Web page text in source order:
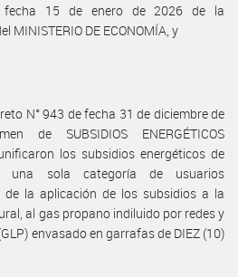
fecha 15 de enero de 2026 de la
MINISTERIO DE ECONOMÍA, y
N° 943 de fecha 31 de diciembre de
de SUBSIDIOS ENERGÉTICOS
los subsidios energéticos de
una sola categoría de usuarios
de la aplicación de los subsidios a la
al gas propano indiluido por redes y
envasado en garrafas de DIEZ (10)